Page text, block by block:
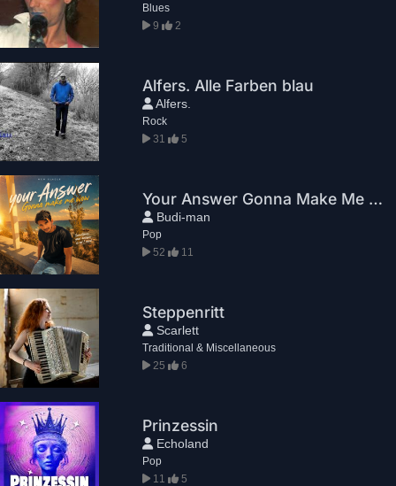
Blues
9
2
Alfers. Alle Farben blau
Alfers.
Rock
31
5
Your Answer Gonna Make Me WoW
Budi-man
Pop
52
11
Steppenritt
Scarlett
Traditional & Miscellaneous
25
6
Prinzessin
Echoland
Pop
11
5